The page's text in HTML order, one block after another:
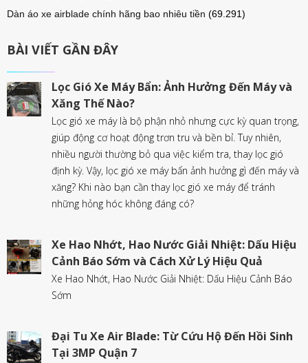
Dàn áo xe airblade chính hãng bao nhiêu tiền (69.291)
BÀI VIẾT GẦN ĐÂY
Lọc Gió Xe Máy Bẩn: Ảnh Hưởng Đến Máy và
Xăng Thế Nào?
Lọc gió xe máy là bộ phận nhỏ nhưng cực kỳ quan trọng,
giúp động cơ hoạt động trơn tru và bền bỉ. Tuy nhiên,
nhiều người thường bỏ qua việc kiểm tra, thay lọc gió
định kỳ. Vậy, lọc gió xe máy bẩn ảnh hưởng gì đến máy và
xăng? Khi nào bạn cần thay lọc gió xe máy để tránh
những hỏng hóc không đáng có?
Xe Hao Nhớt, Hao Nước Giải Nhiệt: Dấu Hiệu
Cảnh Báo Sớm và Cách Xử Lý Hiệu Quả
Xe Hao Nhớt, Hao Nước Giải Nhiệt: Dấu Hiệu Cảnh Báo
Sớm
Đại Tu Xe Air Blade: Từ Cứu Hộ Đến Hồi Sinh
Tại 3MP Quận 7